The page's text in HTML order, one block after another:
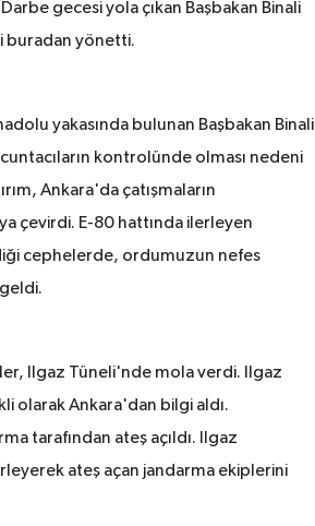
gecesi yola çıkan Başbakan Binali
buradan yönetti.
yakasında bulunan Başbakan Binali
kontrolünde olması nedeni
Ankara'da çatışmaların
çevirdi. E-80 hattında ilerleyen
cephelerde, ordumuzun nefes
geldi.
Ilgaz Tüneli'nde mola verdi. Ilgaz
olarak Ankara'dan bilgi aldı.
tarafından ateş açıldı. Ilgaz
ateş açan jandarma ekiplerini